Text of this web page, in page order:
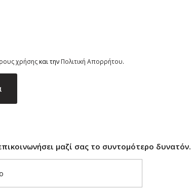
χρήσηςκαι την Πολιτική Απορρήτου.
μαζί σας το συντομότερο δυνατόν.